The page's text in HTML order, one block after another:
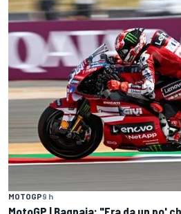
MOTOGP9 h
MotoGP | Bagnaia: "Era da un po'